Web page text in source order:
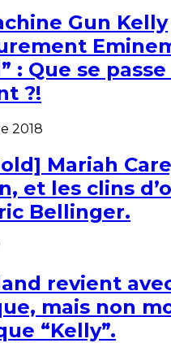
Gun Kelly
: Que se
?!
2018
Mariah
et les clins
Bellinger.
revient
mais non
“Kelly”.